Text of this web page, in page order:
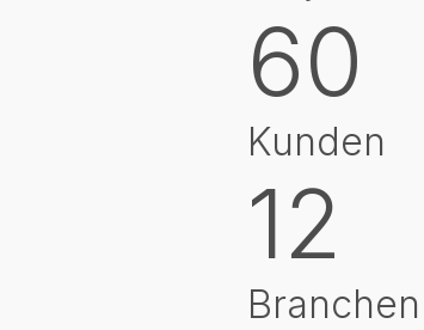
60
Kunden
12
Branchen